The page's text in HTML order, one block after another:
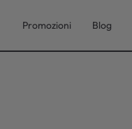
Promozioni Blog